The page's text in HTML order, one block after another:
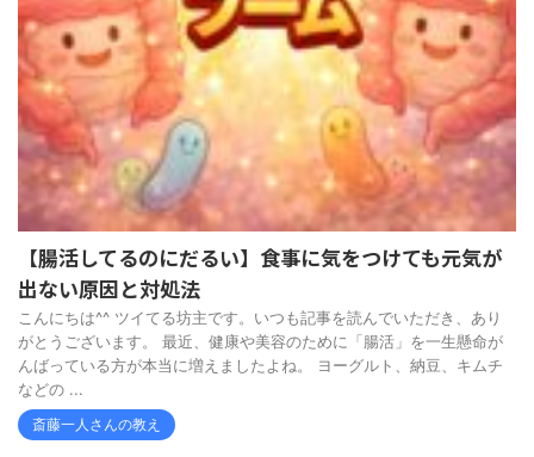
【腸活してるのにだるい】食事に気をつけても元気が
出ない原因と対処法
こんにちは^^ ツイてる坊主です。いつも記事を読んでいただき、あり
がとうございます。 最近、健康や美容のために「腸活」を一生懸命が
んばっている方が本当に増えましたよね。 ヨーグルト、納豆、キムチ
などの ...
斎藤一人さんの教え